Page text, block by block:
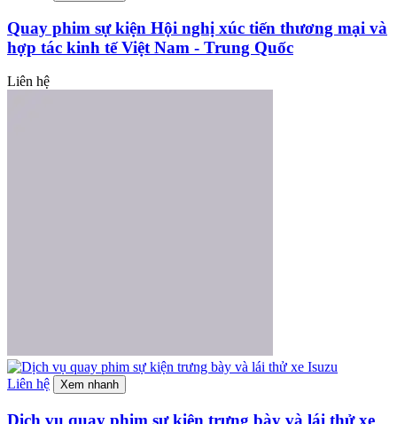
Quay phim sự kiện Hội nghị xúc tiến thương mại và
hợp tác kinh tế Việt Nam - Trung Quốc
Liên hệ
Liên hệ Xem nhanh
Dịch vụ quay phim sự kiện trưng bày và lái thử xe